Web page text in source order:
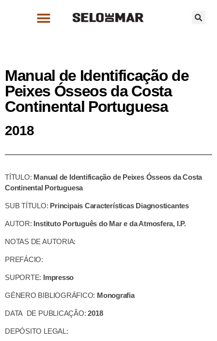
Manual de Identificação de
Peixes Ósseos da Costa
Continental Portuguesa
2018
TÍTULO: Manual de Identificação de Peixes Ósseos da Costa
Continental Portuguesa
SUB TÍTULO: Principais Características Diagnosticantes
AUTOR: Instituto Português do Mar e da Atmosfera, I.P.
NOTAS DE AUTORIA:
PREFÁCIO:
SUPORTE: Impresso
GÉNERO BIBLIOGRÁFICO: Monografia
DATA DE PUBLICAÇÃO:2018
DEPÓSITO LEGAL: